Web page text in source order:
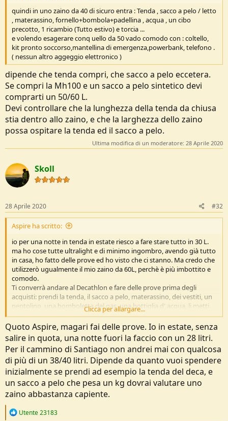
quindi in uno zaino da 40 di sicuro entra : Tenda , sacco a pelo / letto
, materassino, fornello+bombola+padellina , acqua , un cibo
precotto, 1 ricambio (Tutto estivo) e torcia ...
e volendo esagerare conq uello da 50 vado comodo con : coltello,
kit pronto soccorso,mantellina di emergenza,powerbank, telefono .
( nessun altro aggeggio elettronico )
dipende che tenda compri, che sacco a pelo eccetera.
Se compri la Mh100 e un sacco a pelo sintetico devi
comprarti un 50/60 L.
Devi controllare che la lunghezza della tenda da chiusa
stia dentro allo zaino, e che la larghezza dello zaino
possa ospitare la tenda ed il sacco a pelo.
Ultima modifica di un moderatore: 28 Aprile 2020
Skoll
28 Aprile 2020 #32
Aspire ha scritto:
io per una notte in tenda in estate riesco a fare stare tutto in 30 L.
ma ho cose tutte ultralight e di minimo ingombro, avendo già tutto
in casa, ho fatto delle prove ed ho visto che ci stanno. Ma credo che
utilizzerò ugualmente il mio zaino da 60L, perchè è più imbottito e
comodo.
Ti converrà andare al Decathlon e fare delle prove prima degli
acquisti: prendi la tenda, il sacco a pelo, materassino, dei vestiti, un
pentolino, una bomboletta del gas, una bottiglia d' acqua, li metti
dentro ad uno zaino da 40, poi in uno da 50 L, 60L e vedi quanto
spazio ti rimane per il cibo.
È importante che controlli che la tenda stia dentro ad un 40 L.
Di essenziale per una notte in tenda è la tenda, il materassino, il
sacco a pelo e l' acqua.
Tutto il resto non è essenziale, ma ti può rendere l' escursione più
gradevole, cibi diversi dal panino, detergenti, cambio vestiti,
accessori per cucinare, macchine fotografiche, powerbank, luci,
eccetera.
La differenze di peso da un 40 L ad un 50 L e da un 50 L ad un 60 L
sono minime, mentre le comodità che non puoi mettere dentro lo
zaino per mancanza di litri sono massime.
Clicca per allargare...
Quoto Aspire, magari fai delle prove. Io in estate, senza
salire in quota, una notte fuori la faccio con un 28 litri.
Per il cammino di Santiago non andrei mai con qualcosa
di più di un 38/40 litri. Dipende da quanto vuoi spendere
inizialmente se prendi ad esempio la tenda del deca, e
un sacco a pelo che pesa un kg dovrai valutare uno
zaino abbastanza capiente.
RUtente 23183